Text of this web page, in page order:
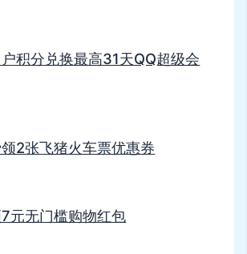
积分兑换最高31天QQ超级会
2张飞猪火车票优惠券
元无门槛购物红包